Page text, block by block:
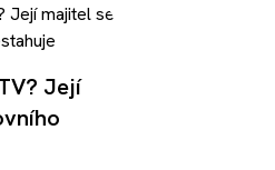
Její